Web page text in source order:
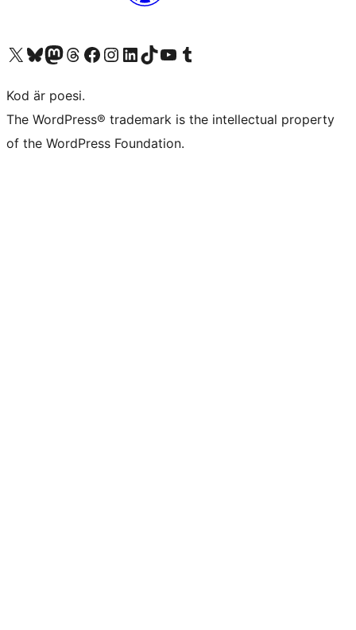
Besök vår X-konto (f.d. Twitter)
Besök vårt Bluesky-konto
Besök vårt Mastodon-konto
Besök vårt Thread-konto
Besök vår Facebook-sidaBesök vårt Instagram-konto
Besök vårt LinkedIn-konto
Besök vårt TikTok-konto
Besök vår YouTube-kanalBesök vårt Tumblr-konto
Kod är poesi.
The WordPress® trademark is the intellectual property
of the WordPress Foundation.